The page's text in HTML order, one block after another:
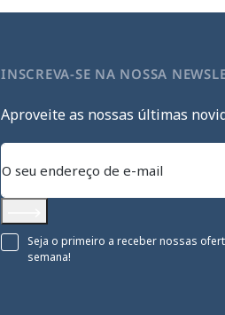
INSCREVA-SE NA NOSSA
Aproveite as nossas últimas
Subscrever
Seja o primeiro a receber nossas
semana!